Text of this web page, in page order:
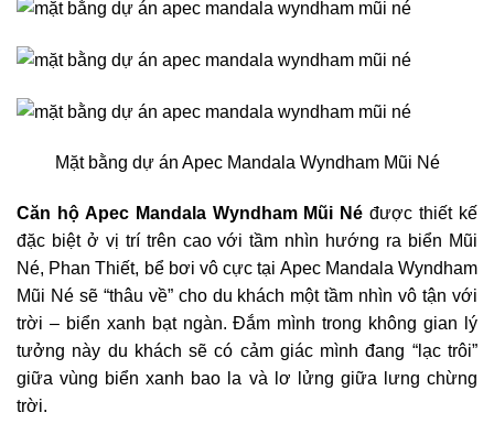
Mặt bằng dự án Apec Mandala Wyndham Mũi Né
Căn hộ Apec Mandala Wyndham Mũi Né được thiết kế
đặc biệt ở vị trí trên cao với tầm nhìn hướng ra biển Mũi
Né, Phan Thiết, bể bơi vô cực tại Apec Mandala Wyndham
Mũi Né sẽ “thâu về” cho du khách một tầm nhìn vô tận với
trời – biển xanh bạt ngàn. Đắm mình trong không gian lý
tưởng này du khách sẽ có cảm giác mình đang “lạc trôi”
giữa vùng biển xanh bao la và lơ lửng giữa lưng chừng
trời.